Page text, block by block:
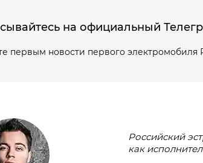
на официальный
первым новости первого электромобиля
Российский
как